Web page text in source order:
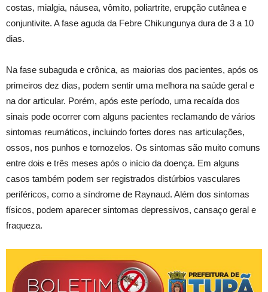
costas, mialgia, náusea, vômito, poliartrite, erupção cutânea e
conjuntivite. A fase aguda da Febre Chikungunya dura de 3 a 10
dias.
Na fase subaguda e crônica, as maiorias dos pacientes, após os
primeiros dez dias, podem sentir uma melhora na saúde geral e
na dor articular. Porém, após este período, uma recaída dos
sinais pode ocorrer com alguns pacientes reclamando de vários
sintomas reumáticos, incluindo fortes dores nas articulações,
ossos, nos punhos e tornozelos. Os sintomas são muito comuns
entre dois e três meses após o início da doença. Em alguns
casos também podem ser registrados distúrbios vasculares
periféricos, como a síndrome de Raynaud. Além dos sintomas
físicos, podem aparecer sintomas depressivos, cansaço geral e
fraqueza.